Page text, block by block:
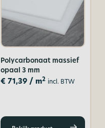
Polycarbonaat massief
opaal 3 mm
€ 71,39/ m2 incl. BTW